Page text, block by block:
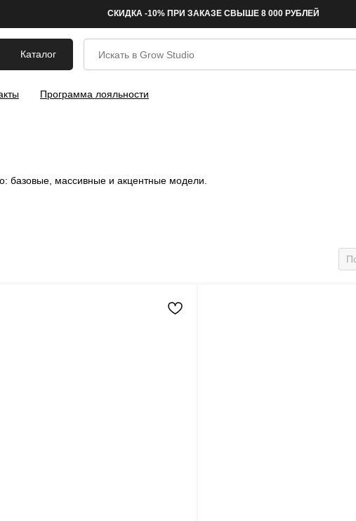
СКИДКА -10% ПРИ ЗАКАЗЕ СВЫШЕ 8 000 РУБЛЕЙ
Каталог
Программа лояльности
базовые, массивные и акцентные модели.